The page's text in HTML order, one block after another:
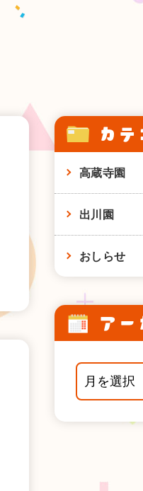
カテ
高蔵寺園
出川園
おしらせ
アー